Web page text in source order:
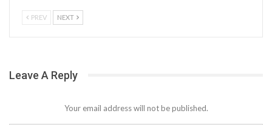
PREV NEXT
Leave A Reply
Your email address will not be published.